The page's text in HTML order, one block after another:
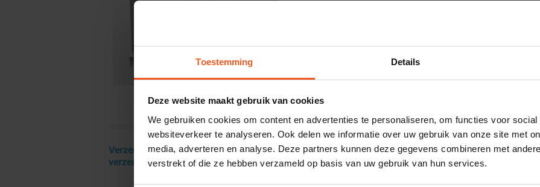
Toestemming Details
Deze website maakt gebruik van cookies
We gebruiken cookies om content en advertenties te personaliseren, om functies voor
websiteverkeer te analyseren. Ook delen we informatie over uw gebruik van onze site met
media, adverteren en analyse. Deze partners kunnen deze gegevens combineren met
verstrekt of die ze hebben verzameld op basis van uw gebruik van hun services.
Verzendkosten € 18 excl. BTW, gratis
verzending vanaf € 250 excl. BTW
Gewenste
mm
Materiaalkosten
0,00
Alle bedragen zijn excl. 21% BTW